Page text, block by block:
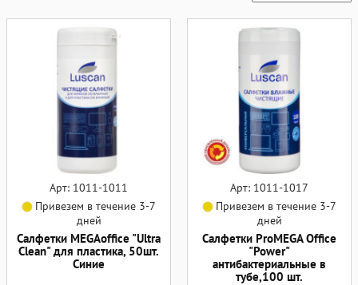
Арт: 1011-1011
Привезем в течение 3-7
дней
Салфетки MEGAoffice "Ultra
Clean" для пластика, 50шт.
Синие
Арт: 1011-1017
Привезем в течение 3-7
дней
Салфетки ProМEGA Оffice
"Power"
антибактериальные в
тубе,100 шт.